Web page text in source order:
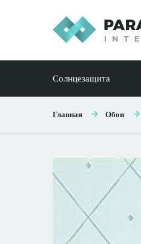
Солнцезащита
Главная Обои